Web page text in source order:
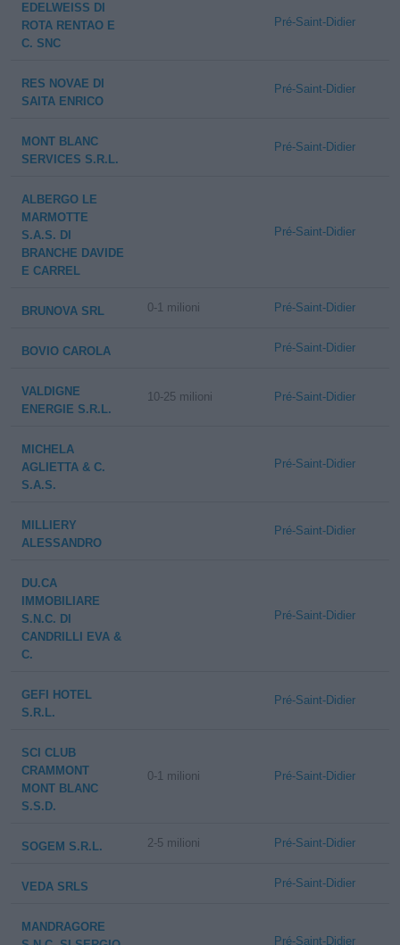
EDELWEISS DI
ROTA RENTAO E
C. SNC
Pré-Saint-Didier
RES NOVAE DI
SAITA ENRICO
Pré-Saint-Didier
MONT BLANC
SERVICES S.R.L.
Pré-Saint-Didier
ALBERGO LE
MARMOTTE
S.A.S. DI
BRANCHE DAVIDE
E CARREL
Pré-Saint-Didier
BRUNOVA SRL 0-1 milioni Pré-Saint-Didier
BOVIO CAROLA Pré-Saint-Didier
VALDIGNE
ENERGIE S.R.L.
10-25 milioni Pré-Saint-Didier
MICHELA
AGLIETTA & C.
S.A.S.
Pré-Saint-Didier
MILLIERY
ALESSANDRO
Pré-Saint-Didier
DU.CA
IMMOBILIARE
S.N.C. DI
CANDRILLI EVA &
C.
Pré-Saint-Didier
GEFI HOTEL
S.R.L.
Pré-Saint-Didier
SCI CLUB
CRAMMONT
MONT BLANC
S.S.D.
0-1 milioni Pré-Saint-Didier
SOGEM S.R.L. 2-5 milioni Pré-Saint-Didier
VEDA SRLS Pré-Saint-Didier
MANDRAGORE
Pré-Saint-Didier